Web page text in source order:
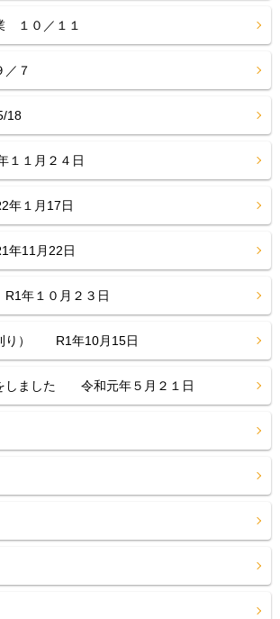
１０／１１
７
18
１月２４日
１月17日
11月22日
年１０月２３日
り） R1年10月15日
しました 令和元年５月２１日